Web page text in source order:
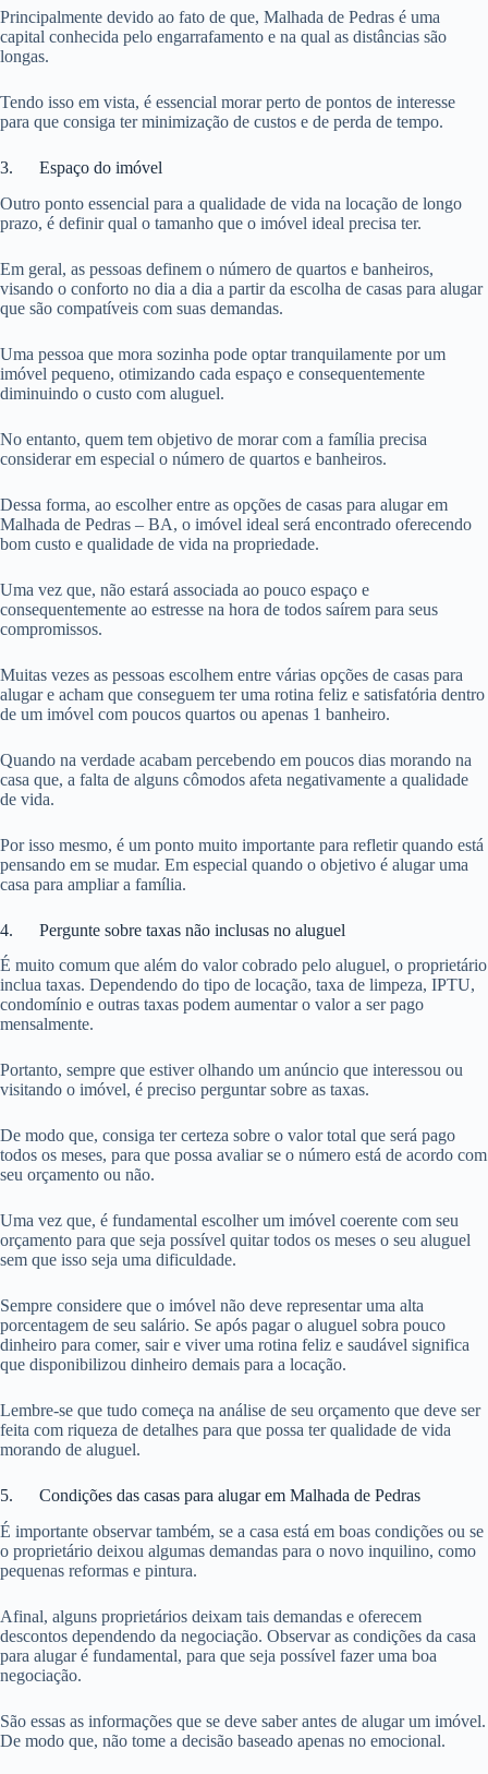
Principalmente devido ao fato de que, Malhada de Pedras é uma
capital conhecida pelo engarrafamento e na qual as distâncias são
longas.
Tendo isso em vista, é essencial morar perto de pontos de interesse
para que consiga ter minimização de custos e de perda de tempo.
3. Espaço do imóvel
Outro ponto essencial para a qualidade de vida na locação de longo
prazo, é definir qual o tamanho que o imóvel ideal precisa ter.
Em geral, as pessoas definem o número de quartos e banheiros,
visando o conforto no dia a dia a partir da escolha de casas para alugar
que são compatíveis com suas demandas.
Uma pessoa que mora sozinha pode optar tranquilamente por um
imóvel pequeno, otimizando cada espaço e consequentemente
diminuindo o custo com aluguel.
No entanto, quem tem objetivo de morar com a família precisa
considerar em especial o número de quartos e banheiros.
Dessa forma, ao escolher entre as opções de casas para alugar em
Malhada de Pedras – BA, o imóvel ideal será encontrado oferecendo
bom custo e qualidade de vida na propriedade.
Uma vez que, não estará associada ao pouco espaço e
consequentemente ao estresse na hora de todos saírem para seus
compromissos.
Muitas vezes as pessoas escolhem entre várias opções de casas para
alugar e acham que conseguem ter uma rotina feliz e satisfatória dentro
de um imóvel com poucos quartos ou apenas 1 banheiro.
Quando na verdade acabam percebendo em poucos dias morando na
casa que, a falta de alguns cômodos afeta negativamente a qualidade
de vida.
Por isso mesmo, é um ponto muito importante para refletir quando está
pensando em se mudar. Em especial quando o objetivo é alugar uma
casa para ampliar a família.
4. Pergunte sobre taxas não inclusas no aluguel
É muito comum que além do valor cobrado pelo aluguel, o proprietário
inclua taxas. Dependendo do tipo de locação, taxa de limpeza, IPTU,
condomínio e outras taxas podem aumentar o valor a ser pago
mensalmente.
Portanto, sempre que estiver olhando um anúncio que interessou ou
visitando o imóvel, é preciso perguntar sobre as taxas.
De modo que, consiga ter certeza sobre o valor total que será pago
todos os meses, para que possa avaliar se o número está de acordo com
seu orçamento ou não.
Uma vez que, é fundamental escolher um imóvel coerente com seu
orçamento para que seja possível quitar todos os meses o seu aluguel
sem que isso seja uma dificuldade.
Sempre considere que o imóvel não deve representar uma alta
porcentagem de seu salário. Se após pagar o aluguel sobra pouco
dinheiro para comer, sair e viver uma rotina feliz e saudável significa
que disponibilizou dinheiro demais para a locação.
Lembre-se que tudo começa na análise de seu orçamento que deve ser
feita com riqueza de detalhes para que possa ter qualidade de vida
morando de aluguel.
5. Condições das casas para alugar em Malhada de Pedras
É importante observar também, se a casa está em boas condições ou se
o proprietário deixou algumas demandas para o novo inquilino, como
pequenas reformas e pintura.
Afinal, alguns proprietários deixam tais demandas e oferecem
descontos dependendo da negociação. Observar as condições da casa
para alugar é fundamental, para que seja possível fazer uma boa
negociação.
São essas as informações que se deve saber antes de alugar um imóvel.
De modo que, não tome a decisão baseado apenas no emocional.